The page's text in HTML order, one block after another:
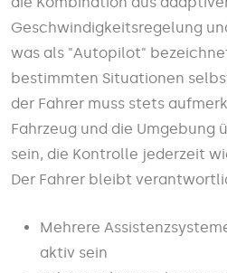
Geschwindigkeitsregelung
was als "Autopilot"
bestimmten Situationen
der Fahrer muss stets
Fahrzeug und die Umgebung
sein, die Kontrolle jederzeit
Der Fahrer bleibt
Mehrere
aktiv sein